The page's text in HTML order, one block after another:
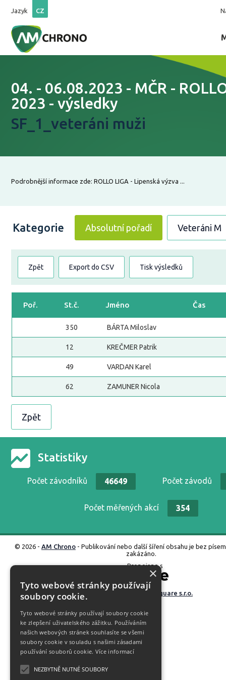
Jazyk CZ
04. - 06.08.2023 - MČR -
2023 - výsledky
SF_1_veteráni muži
Podrobnější informace zde: ROLLO LIGA - Lipenská výzva ...
Kategorie Absolutní pořadí Veteráni M
Zpět Export do CSV Tisk výsledků
Poř. St.č. Jméno Čas
350 BÁRTA Miloslav
12 KREČMER Patrik
49 VARDAN Karel
62 ZAMUNER Nicola
Zpět
Statistiky
Počet závodníků 46649 Počet závodů
Počet měřených akcí 354
© 2026 - AM Chrono - Publikování nebo další šíření obsahu je bez
zakázáno.
Propojeno s
M square s.r.o.
×
Tyto webové stránky používají
soubory cookie.
Tyto webové stránky používají soubory cookie
ke zlepšení uživatelského zážitku. Používáním
našich webových stránek souhlasíte se všemi
soubory cookie v souladu s našimi zásadami
používání souborů cookie. Více informací
NEZBYTNĚ NUTNÉ SOUBORY